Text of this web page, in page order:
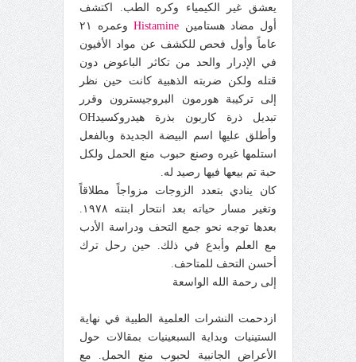
يعشق غير الكيمياء وكره الطب. اكتشف
أول مضاد هستامين Histamine
وعمره ٢١
عاماً وأول فحص للكشف عن مواد الأفيون
في الإدرار والحد من تكاثر الباعوض دون
قتله ولكن ضربته الذهبية كانت حين نظر
إلى تركيبة هورمون البروجيسترون وقرر
تبديل ذرة كاربون بذرة هيدروكسيدOH
وأطلق عليها اسم البيضة الجديدة وبالفعل
استلمها غيره وصنع حبوب منع الحمل ولكل
حبة تم بيعها فيها رصيد له.
كان ينادي بتعدد الزوجات مزواجاً مطلاقاً
بعدها توجه نحو جمع التحف ودراسة الأدب
مع العلم وأبدع في ذلك. حين رحل ترك
أحسن التحف للمتاحف.
إلى رحمة الله الواسعة
ازدحمت النشرات العلمية الطبية في نهاية
الستينيات وبداية السبعينيات بمقالات حول
الأعراض الجانبية لحبوب منع الحمل. مع